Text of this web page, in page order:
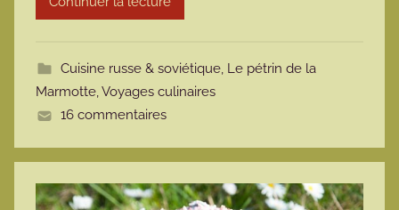
m
t
e
Cuisine russe & soviétique, Le pétrin de la
Marmotte,Voyages culinaires
16 commentaires